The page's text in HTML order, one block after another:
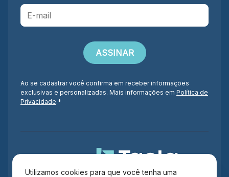
Utilizamos cookies para que você tenha uma
Ao se cadastrar você confirma em receber informações
exclusivas e personalizadas. Mais informações em Política de
Privacidade.*